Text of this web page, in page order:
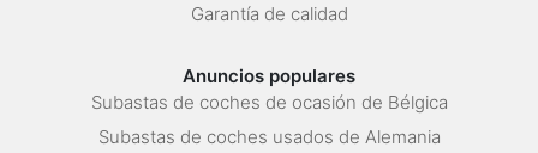
Garantía de calidad
Anuncios populares
Subastas de coches de ocasión de Bélgica
Subastas de coches usados de Alemania